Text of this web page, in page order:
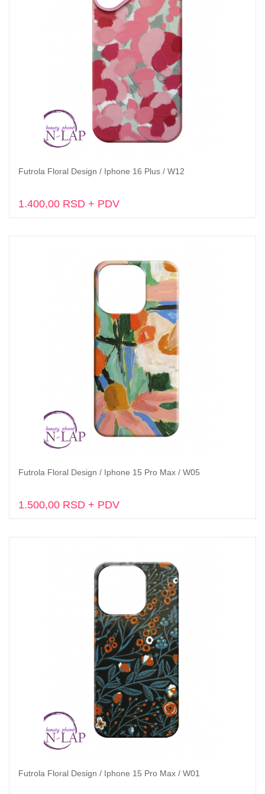
Dodaj u korpu
Futrola Floral Design / Iphone 16 Plus / W12
1.400,00 RSD + PDV
Dodaj u korpu
Futrola Floral Design / Iphone 15 Pro Max / W05
1.500,00 RSD + PDV
Dodaj u korpu
Futrola Floral Design / Iphone 15 Pro Max / W01